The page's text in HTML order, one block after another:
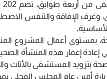
وغرف الإفاقة والتنفس
بمستوى أعمال المشروع
إعادة إعمار هذه المنشأة
بتزويد المستشفى بالأثاث
أمين عام المجلس المحلي